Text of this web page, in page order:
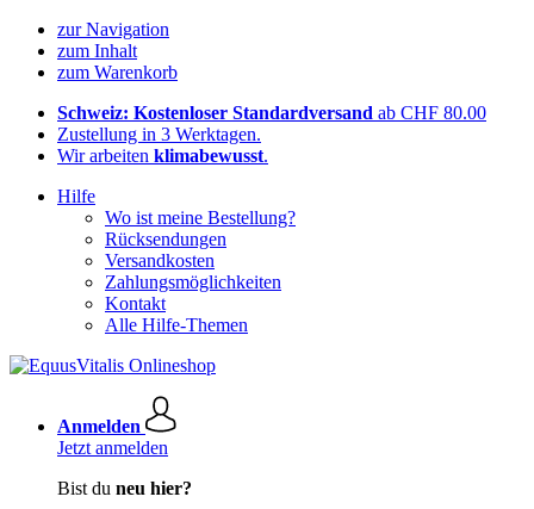
zur Navigation
zum Inhalt
zum Warenkorb
Schweiz: Kostenloser Standardversand ab CHF 80.00
Zustellung in 3 Werktagen.
Wir arbeiten klimabewusst.
Hilfe
Wo ist meine Bestellung?
Rücksendungen
Versandkosten
Zahlungsmöglichkeiten
Kontakt
Alle Hilfe-Themen
Anmelden
Jetzt anmelden
Bist du neu hier?